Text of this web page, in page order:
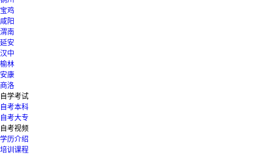
宝鸡
咸阳
渭南
延安
汉中
榆林
安康
商洛
自学考试
自考本科
自考大专
自考视频
学历介绍
培训课程